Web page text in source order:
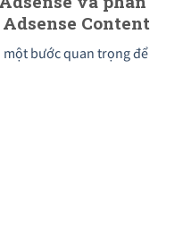
Content
một bước quan trọng để